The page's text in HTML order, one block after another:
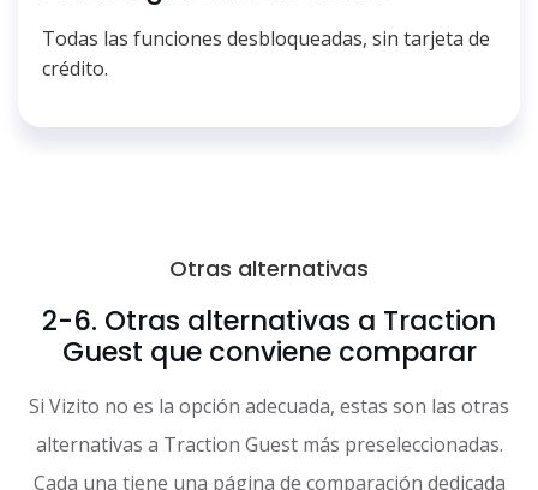
Todas las funciones desbloqueadas, sin tarjeta de
crédito.
Otras alternativas
2-6. Otras alternativas a Traction
Guest que conviene comparar
Si Vizito no es la opción adecuada, estas son las otras
alternativas a Traction Guest más preseleccionadas.
Cada una tiene una página de comparación dedicada